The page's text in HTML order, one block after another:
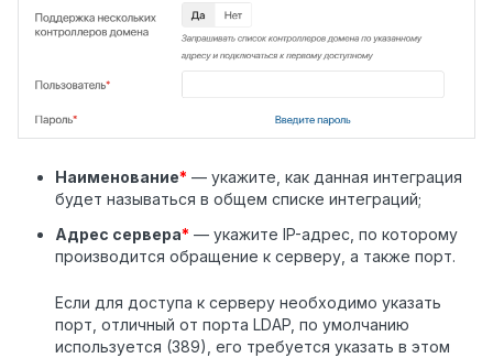
Наименование* — укажите, как данная интеграция
будет называться в общем списке интеграций;
Адрес сервера* — укажите IP-адрес, по которому
производится обращение к серверу, а также порт.
Если для доступа к серверу необходимо указать
порт, отличный от порта LDAP, по умолчанию
используется (389), его требуется указать в этом